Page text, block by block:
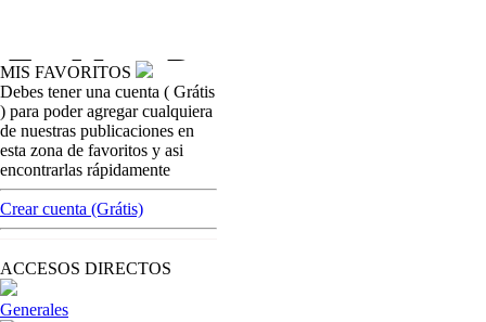
casinos-colombia-noticias
Casinos en Cali ya estan Funcionando
[ Cerrar X ]
MVE ADS
Advertisement
MIS FAVORITOS
Debes tener una cuenta ( Grátis
) para poder agregar cualquiera
de nuestras publicaciones en
esta zona de favoritos y asi
encontrarlas rápidamente
Crear cuenta (Grátis)
ACCESOS DIRECTOS
Generales